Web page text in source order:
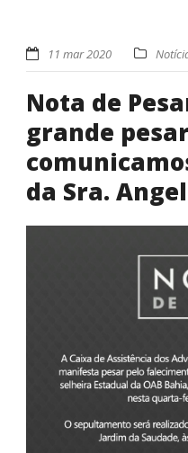
11 mar 2020
Nota de
grande
da Sra.